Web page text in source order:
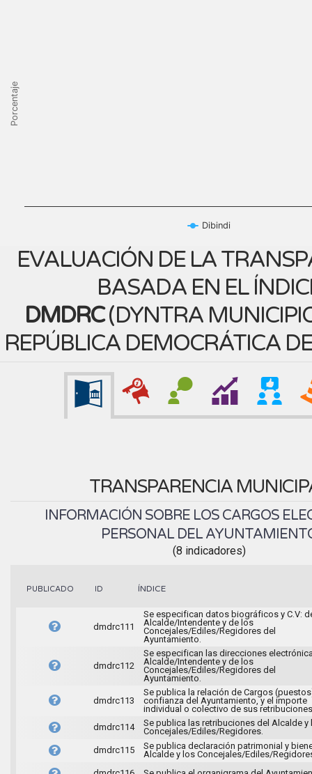
Porcentaje
Dibindi
EVALUACIÓN DE LA
BASADA EN EL
DMDRC(DYNTRA
REPÚBLICA DEMOCRÁTICA
TRANSPARENCIA
INFORMACIÓN SOBRE LOS CARGOS
PERSONAL DEL
(8 indicadores)
PUBLICADO ID ÍNDICE
dmdrc111
Se especifican datos biográficos y C.V:
Alcalde/Intendente y de los
Concejales/Ediles/Regidores del
Ayuntamiento.
dmdrc112
Se especifican las direcciones
Alcalde/Intendente y de los
Concejales/Ediles/Regidores del
Ayuntamiento.
dmdrc113
Se publica la relación de Cargos
confianza del Ayuntamiento, y el importe
individual o colectivo de sus
dmdrc114
Se publica las retribuciones del Alcalde y
Concejales/Ediles/Regidores.
dmdrc115
Se publica declaración patrimonial y
Alcalde y los Concejales/Ediles/